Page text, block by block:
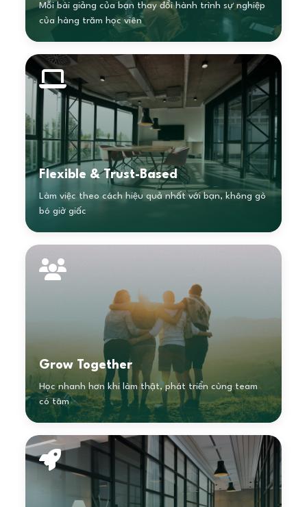
Mỗi bài giảng của bạn thay đổi hành trình sự nghiệp
của hàng trăm học viên
Flexible & Trust-Based
Làm việc theo cách hiệu quả nhất với bạn, không gò
bó giờ giấc
Grow Together
Học nhanh hơn khi làm thật, phát triển cùng team
có tâm